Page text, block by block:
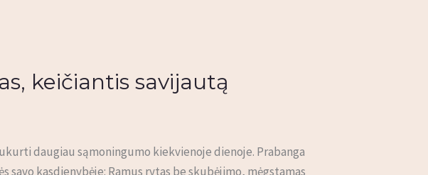
keičiantis savijautą
daugiau sąmoningumo kiekvienoje dienoje. Prabanga
savo kasdienybėje: Ramus rytas be skubėjimo, mėgstamas